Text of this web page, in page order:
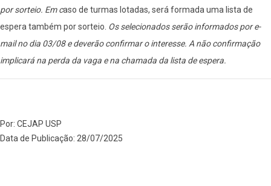
por sorteio. Em caso de turmas lotadas, será formada uma lista de
espera também por sorteio. Os selecionados serão informados por e-
mail no dia 03/08 e deverão confirmar o interesse. A não confirmação
implicará na perda da vaga e na chamada da lista de espera.
Por: CEJAP USP
Data de Publicação: 28/07/2025